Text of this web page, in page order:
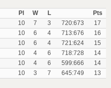
Pl
W L
Pts
10 7 3 720:673
17
10 6 4 713:676
16
10 6 4 721:624
15
10 4 6 718:728
14
10 4 6 599:666
14
10 3 7 645:749 13